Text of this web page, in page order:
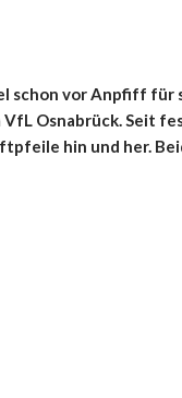
schon vor Anpfiff für
VfL Osnabrück. Seit
hin und her.